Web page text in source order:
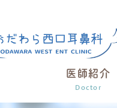
医師紹介
Doctor